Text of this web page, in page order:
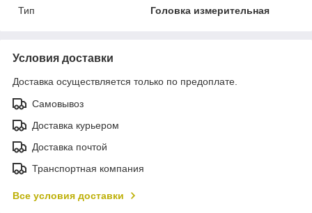
Тип
Головка измерительная
Условия доставки
Доставка осуществляется только по предоплате.
Самовывоз
Доставка курьером
Доставка почтой
Транспортная компания
Все условия доставки